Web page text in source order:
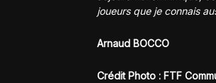
joueurs que je connais
Arnaud BOCCO
Crédit Photo : FTF